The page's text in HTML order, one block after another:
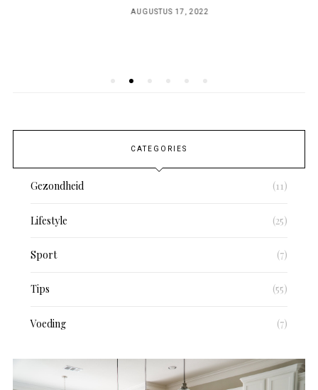
POSTED
AUGUSTUS 17, 2022
CATEGORIES
Gezondheid (11)
Lifestyle (25)
Sport (7)
Tips (55)
Voeding (7)